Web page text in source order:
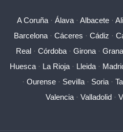
A Coruña · Álava · Albacete ·
Barcelona· Cáceres · Cádiz ·
Real · Córdoba · Girona ·
Huesca· La Rioja· Lleida·
· Ourense· Sevilla· Soria·
Valencia · Valladolid ·